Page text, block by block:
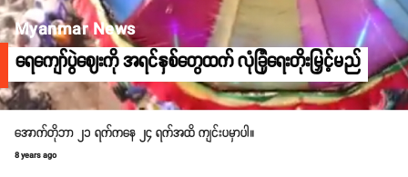
Myanmar News
ရေကျော်ပွဲဈေးကို အရင်နှစ်တွေထက် လုံခြုံရေးတိုးမြှင့်မည်
အောက်တိုဘာ ၂၁ ရက်ကနေ ၂၄ ရက်အထိ ကျင်းပမှာပါ။
8 years ago